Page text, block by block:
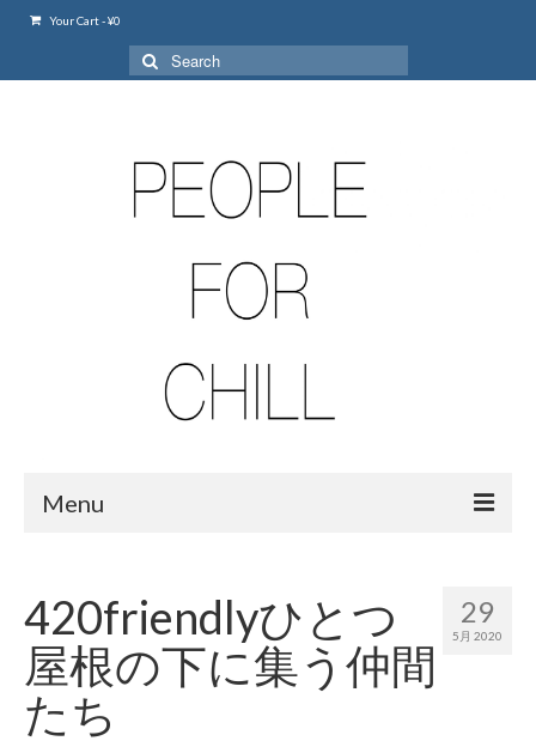
Your Cart-¥0
Search
for:
Menu
420 shibuya_info
420 shibuya_access
420 shibuya_shop
29
5月 2020
420friendlyひとつ
屋根の下に集う仲間
たち